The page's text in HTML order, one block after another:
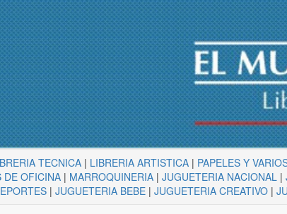
TECNICA | LIBRERIA ARTISTICA | PAPELES Y
DE OFICINA| MARROQUINERIA| JUGUETERIA NACIONAL |
| JUGUETERIA BEBE| JUGUETERIA CREATIVO|